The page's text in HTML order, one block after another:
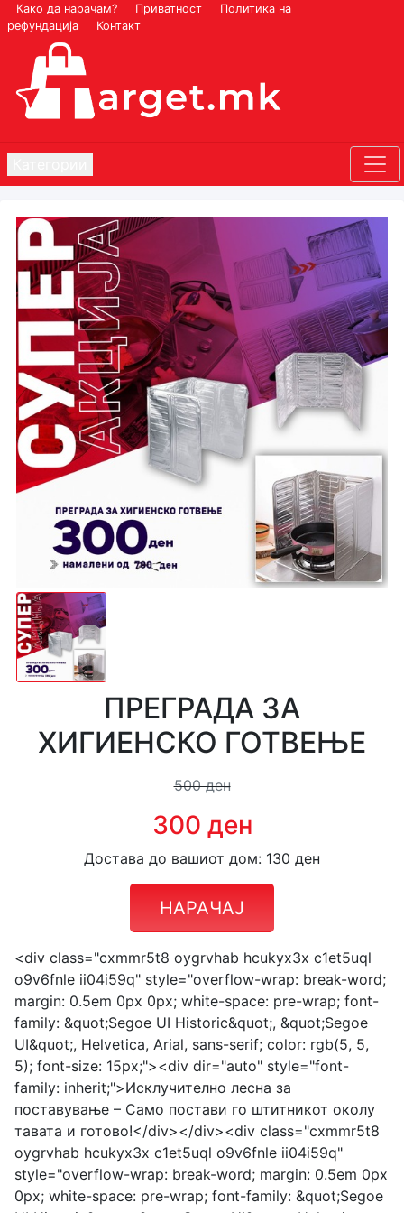
Како да нарачам? Приватност
Политика на
рефундација
Контакт
ПРЕГРАДА ЗА
ХИГИЕНСКО ГОТВЕЊЕ
500 ден
300 ден
Достава до вашиот дом: 130 ден
НАРАЧАЈ
<div class="cxmmr5t8 oygrvhab hcukyx3x c1et5uql
o9v6fnle ii04i59q" style="overflow-wrap: break-word;
margin: 0.5em 0px 0px; white-space: pre-wrap; font-
family: &quot;Segoe UI Historic&quot;, &quot;Segoe
UI&quot;, Helvetica, Arial, sans-serif; color: rgb(5, 5,
5); font-size: 15px;"><div dir="auto" style="font-
family: inherit;">Исклучително лесна за
поставување – Само постави го штитникот околу
тавата и готово!</div></div><div class="cxmmr5t8
oygrvhab hcukyx3x c1et5uql o9v6fnle ii04i59q"
style="overflow-wrap: break-word; margin: 0.5em 0px
0px; white-space: pre-wrap; font-family: &quot;Segoe